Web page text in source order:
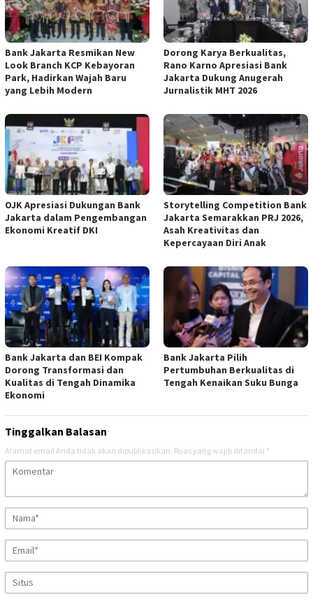
Bank Jakarta Resmikan New
Look Branch KCP Kebayoran
Park, Hadirkan Wajah Baru
yang Lebih Modern
Dorong Karya Berkualitas,
Rano Karno Apresiasi Bank
Jakarta Dukung Anugerah
Jurnalistik MHT 2026
OJK Apresiasi Dukungan Bank
Jakarta dalam Pengembangan
Ekonomi Kreatif DKI
Storytelling Competition Bank
Jakarta Semarakkan PRJ 2026,
Asah Kreativitas dan
Kepercayaan Diri Anak
Bank Jakarta dan BEI Kompak
Dorong Transformasi dan
Kualitas di Tengah Dinamika
Ekonomi
Bank Jakarta Pilih
Pertumbuhan Berkualitas di
Tengah Kenaikan Suku Bunga
Tinggalkan Balasan
Alamat email Anda tidak akan dipublikasikan. Ruas yang wajib ditandai *